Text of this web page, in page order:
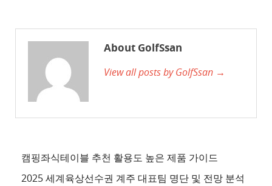
천
이
트
About GolfSsan
View all posts by GolfSsan →
캠핑좌식테이블 추천 활용도 높은 제품 가이드
2025 세계육상선수권 계주 대표팀 명단 및 전망 분석